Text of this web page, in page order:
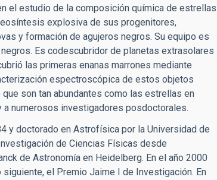
el estudio de la composición química de estrellas
explosiva de sus progenitores,
y formación de agujeros negros. Su equipo es
Es codescubridor de planetas extrasolares
las primeras enanas marrones mediante
espectroscópica de estos objetos
son tan abundantes como las estrellas en
numerosos investigadores posdoctorales.
y doctorado en Astrofísica por la Universidad de
de Ciencias Físicas desde
de Astronomía en Heidelberg. En el año 2000
el Premio Jaime I de Investigación. En